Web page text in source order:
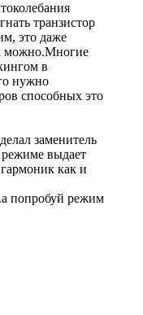
транзистор
это даже
можно.Многие
в
нужно
способных это
заменитель
режиме выдает
как и
попробуй режим